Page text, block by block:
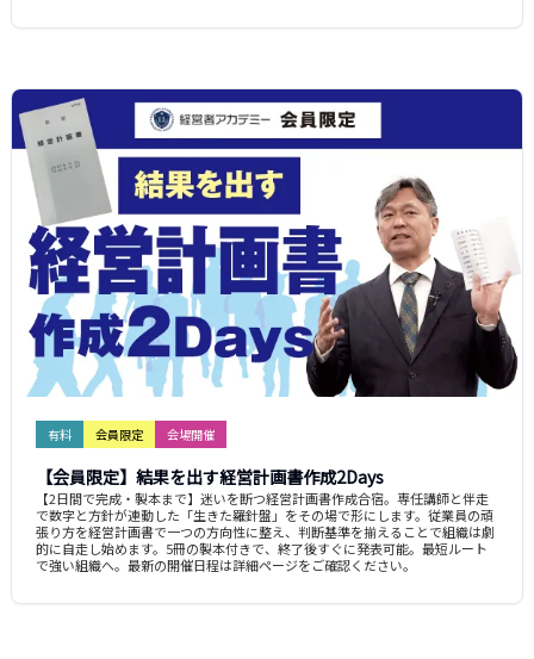
有料 会員限定 会場開催
【会員限定】結果を出す経営計画書作成2Days
【2日間で完成・製本まで】迷いを断つ経営計画書作成合宿。専任講師と伴走
で数字と方針が連動した「生きた羅針盤」をその場で形にします。従業員の頑
張り方を経営計画書で一つの方向性に整え、判断基準を揃えることで組織は劇
的に自走し始めます。5冊の製本付きで、終了後すぐに発表可能。最短ルート
で強い組織へ。最新の開催日程は詳細ページをご確認ください。